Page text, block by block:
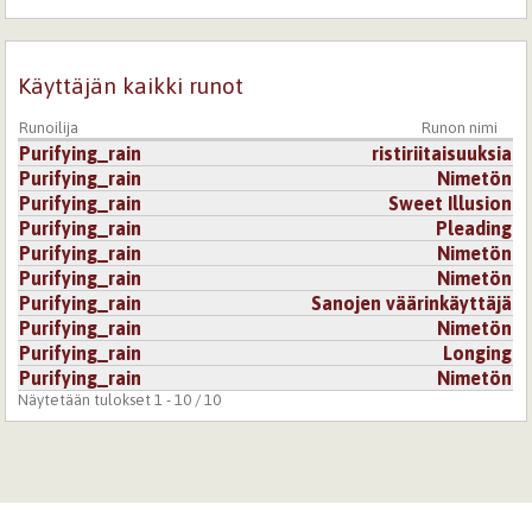
Käyttäjän kaikki runot
Runoilija Runon nimi
Purifying_rain
ristiriitaisuuksia
Purifying_rain
Nimetön
Purifying_rain
Sweet Illusion
Purifying_rain
Pleading
Purifying_rain
Nimetön
Purifying_rain
Nimetön
Purifying_rain
Sanojen väärinkäyttäjä
Purifying_rain
Nimetön
Purifying_rain
Longing
Purifying_rain
Nimetön
Näytetään tulokset 1 - 10 / 10